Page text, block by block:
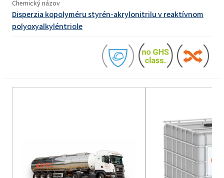
Chemický názov
Disperzia kopolyméru styrén-akrylonitrilu v reaktívnom
polyoxyalkyléntriole